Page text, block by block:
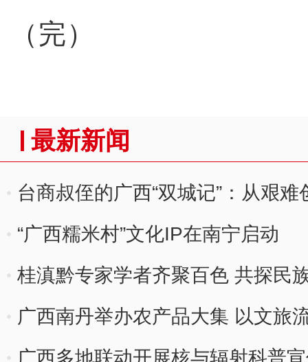
（完）
最新新闻
台商叔侄的广西“双城记”：从艰
“广西糯米村”文化IP在南宁启动
桂滇黔专家学者齐聚百色 共探民
广西南丹举办农产品大集 以文旅
广西多地联动开展核与辐射科普